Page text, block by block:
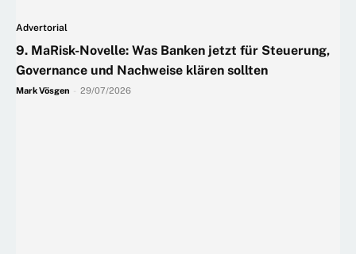
Advertorial
9. MaRisk-Novelle: Was Banken jetzt für Steuerung,
Governance und Nachweise klären sollten
Mark Vösgen 29/07/2026